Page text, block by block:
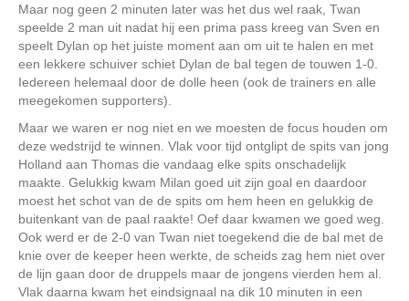
Maar nog geen 2 minuten later was het dus wel raak, Twan
speelde 2 man uit nadat hij een prima pass kreeg van Sven en
speelt Dylan op het juiste moment aan om uit te halen en met
een lekkere schuiver schiet Dylan de bal tegen de touwen 1-0.
Iedereen helemaal door de dolle heen (ook de trainers en alle
meegekomen supporters).
Maar we waren er nog niet en we moesten de focus houden om
deze wedstrijd te winnen. Vlak voor tijd ontglipt de spits van jong
Holland aan Thomas die vandaag elke spits onschadelijk
maakte. Gelukkig kwam Milan goed uit zijn goal en daardoor
moest het schot van de de spits om hem heen en gelukkig de
buitenkant van de paal raakte! Oef daar kwamen we goed weg.
Ook werd er de 2-0 van Twan niet toegekend die de bal met de
knie over de keeper heen werkte, de scheids zag hem niet over
de lijn gaan door de druppels maar de jongens vierden hem al.
Vlak daarna kwam het eindsignaal na dik 10 minuten in een